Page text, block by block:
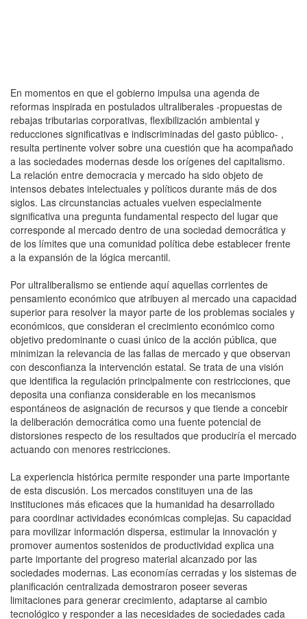
En momentos en que el gobierno impulsa una agenda de
reformas inspirada en postulados ultraliberales -propuestas de
rebajas tributarias corporativas, flexibilización ambiental y
reducciones significativas e indiscriminadas del gasto público- ,
resulta pertinente volver sobre una cuestión que ha acompañado
a las sociedades modernas desde los orígenes del capitalismo.
La relación entre democracia y mercado ha sido objeto de
intensos debates intelectuales y políticos durante más de dos
siglos. Las circunstancias actuales vuelven especialmente
significativa una pregunta fundamental respecto del lugar que
corresponde al mercado dentro de una sociedad democrática y
de los límites que una comunidad política debe establecer frente
a la expansión de la lógica mercantil.
Por ultraliberalismo se entiende aquí aquellas corrientes de
pensamiento económico que atribuyen al mercado una capacidad
superior para resolver la mayor parte de los problemas sociales y
económicos, que consideran el crecimiento económico como
objetivo predominante o cuasi único de la acción pública, que
minimizan la relevancia de las fallas de mercado y que observan
con desconfianza la intervención estatal. Se trata de una visión
que identifica la regulación principalmente con restricciones, que
deposita una confianza considerable en los mecanismos
espontáneos de asignación de recursos y que tiende a concebir
la deliberación democrática como una fuente potencial de
distorsiones respecto de los resultados que produciría el mercado
actuando con menores restricciones.
La experiencia histórica permite responder una parte importante
de esta discusión. Los mercados constituyen una de las
instituciones más eficaces que la humanidad ha desarrollado
para coordinar actividades económicas complejas. Su capacidad
para movilizar información dispersa, estimular la innovación y
promover aumentos sostenidos de productividad explica una
parte importante del progreso material alcanzado por las
sociedades modernas. Las economías cerradas y los sistemas de
planificación centralizada demostraron poseer severas
limitaciones para generar crecimiento, adaptarse al cambio
tecnológico y responder a las necesidades de sociedades cada